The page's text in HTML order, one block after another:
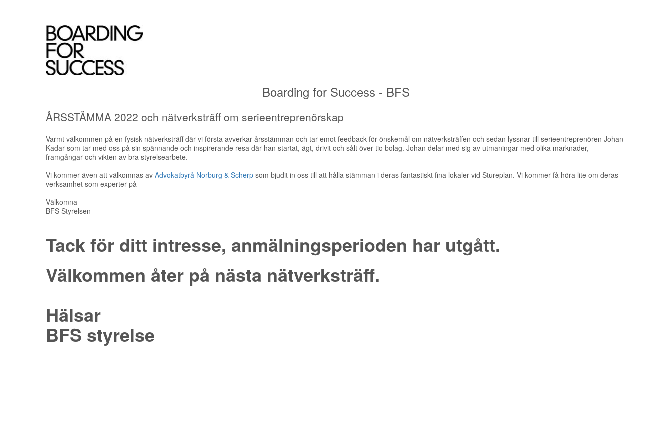
Boarding for Success - BFS
ÅRSSTÄMMA 2022 och nätverksträff om serieentreprenörskap
Varmt välkommen på en fysisk nätverksträff där vi första avverkar årsstämman och tar emot feedback för önskemål om nätverksträffen och sedan lyssnar till serieentreprenören Johan
Kadar som tar med oss på sin spännande och inspirerande resa där han startat, ägt, drivit och sålt över tio bolag. Johan delar med sig av utmaningar med olika marknader,
framgångar och vikten av bra styrelsearbete.
Vi kommer även att välkomnas av Advokatbyrå Norburg & Scherp som bjudit in oss till att hålla stämman i deras fantastiskt fina lokaler vid Stureplan. Vi kommer få höra lite om deras
verksamhet som experter på
Välkomna
BFS Styrelsen
Tack för ditt intresse, anmälningsperioden har utgått.
Välkommen åter på nästa nätverksträff.
Hälsar
BFS styrelse